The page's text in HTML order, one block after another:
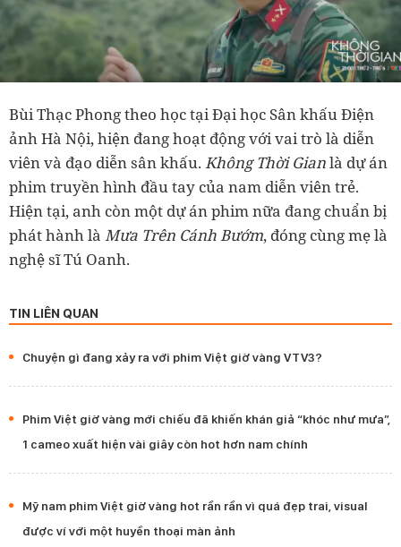
Bùi Thạc Phong theo học tại Đại học Sân khấu Điện
ảnh Hà Nội, hiện đang hoạt động với vai trò là diễn
viên và đạo diễn sân khấu. Không Thời Gianlà dự án
phim truyền hình đầu tay của nam diễn viên trẻ.
Hiện tại, anh còn một dự án phim nữa đang chuẩn bị
phát hành là Mưa Trên Cánh Bướm, đóng cùng mẹ là
nghệ sĩ Tú Oanh.
TIN LIÊN QUAN
Chuyện gì đang xảy ra với phim Việt giờ vàng VTV3?
Phim Việt giờ vàng mới chiếu đã khiến khán giả “khóc như mưa”,
1 cameo xuất hiện vài giây còn hot hơn nam chính
Mỹ nam phim Việt giờ vàng hot rần rần vì quá đẹp trai, visual
được ví với một huyền thoại màn ảnh